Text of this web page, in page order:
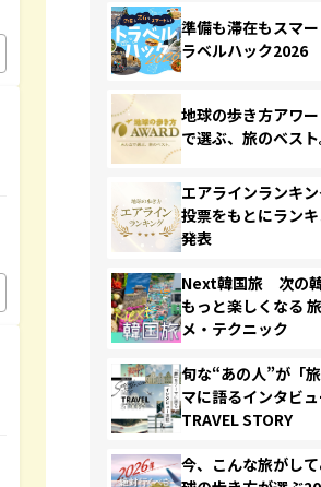
準備も滞在もスマ
ラベルハック2026
地球の歩き方アワ
で選ぶ、旅のベスト
エアラインランキ
投票をもとにラン
発表
Next韓国旅 次の
もっと楽しくなる
メ・テクニック
旬な“あの人”が「
マに語るインタビ
TRAVEL STORY
今、こんな旅がし